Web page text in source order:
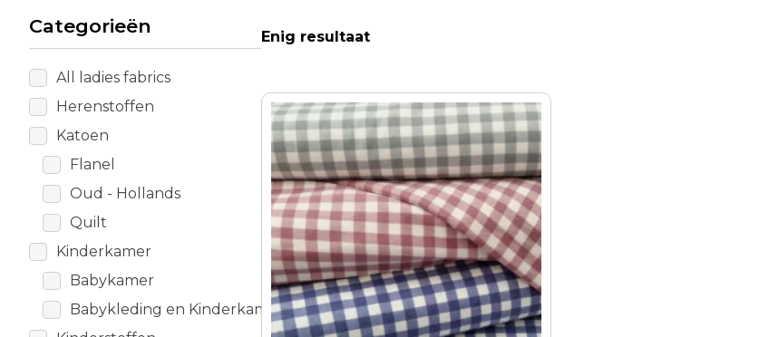
Categorieën
All ladies fabrics
Herenstoffen
Katoen
Flanel
Oud - Hollands
Quilt
Kinderkamer
Babykamer
Babykleding en Kinderkamer
Enig resultaat
Dit
product
heeft
meerdere
variaties.
Deze
optie
kan
gekozen
worden
op